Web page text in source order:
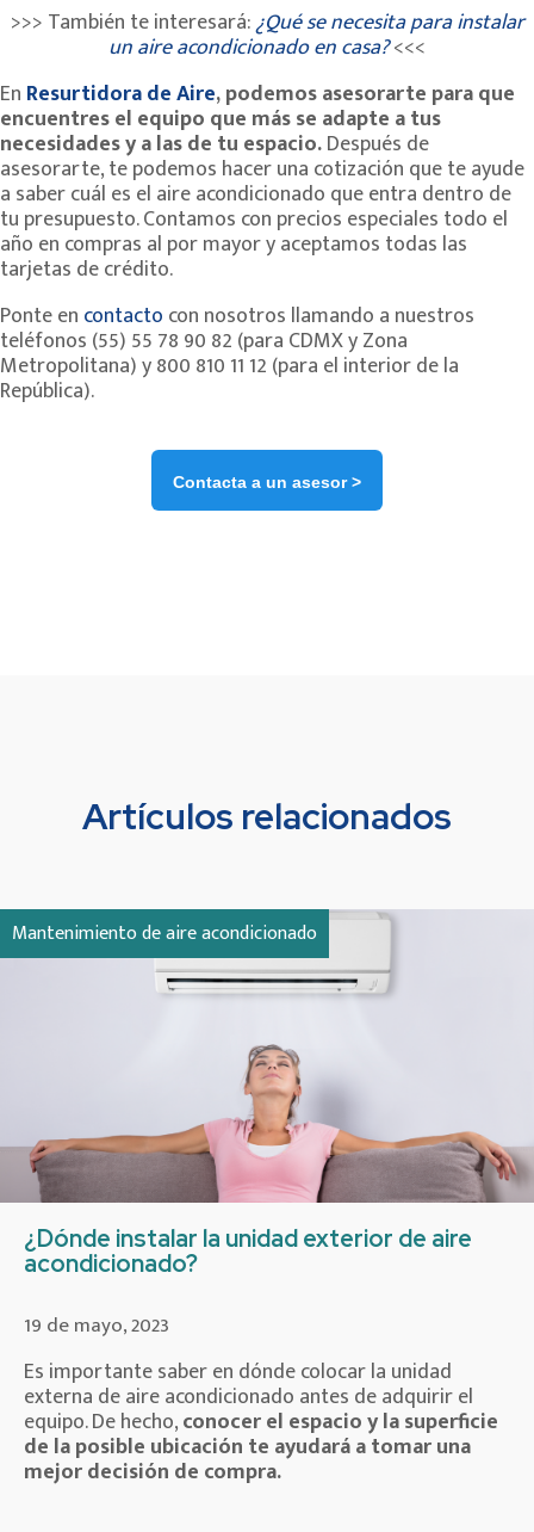
>>> También te interesará:¿Qué se necesita para instalar
un aire acondicionado en casa?<<<
En Resurtidora de Aire, podemos asesorarte para que
encuentres el equipo que más se adapte a tus
necesidades y a las de tu espacio.Después de
asesorarte, te podemos hacer una cotización que te ayude
a saber cuál es el aire acondicionado que entra dentro de
tu presupuesto. Contamos con precios especiales todo el
año en compras al por mayor y aceptamos todas las
tarjetas de crédito.
Ponte en contacto con nosotros llamando a nuestros
teléfonos (55) 55 78 90 82 (para CDMX y Zona
Metropolitana) y 800 810 11 12 (para el interior de la
República).
Contacta a un asesor >
Artículos relacionados
Mantenimiento de aire acondicionado
¿Dónde instalar la unidad exterior de aire
acondicionado?
19 de mayo, 2023
Es importante saber en dónde colocar la unidad
externa de aire acondicionado antes de adquirir el
equipo. De hecho,conocer el espacio y la superficie
de la posible ubicación te ayudará a tomar una
mejor decisión de compra.